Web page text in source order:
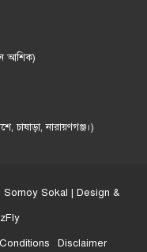
আশিক)
চাষাড়া, নারায়ণগঞ্জ।)
Somoy Sokal | Design &
Disclaimer